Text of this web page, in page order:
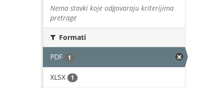
Nema stavki koje odgovaraju kriterijima
pretrage
Formati
PDF 1
XLSX 1